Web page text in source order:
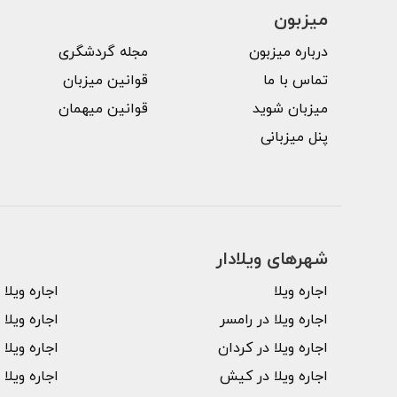
میزبون
درباره میزبون
تماس با ما
میزبان شوید
پنل میزبانی
مجله گردشگری
قوانین میزبان
قوانین میهمان
شهرهای ویلا‌دار
اجاره ویلا
اجاره ویلا در رامسر
اجاره ویلا در کردان
اجاره ویلا در کیش
اجاره
اجاره
اجاره
اجاره